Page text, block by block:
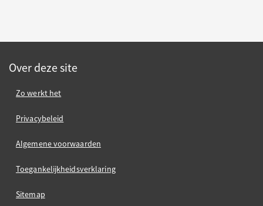
Over deze site
Zo werkt het
Privacybeleid
Algemene voorwaarden
Toegankelijkheidsverklaring
Sitemap